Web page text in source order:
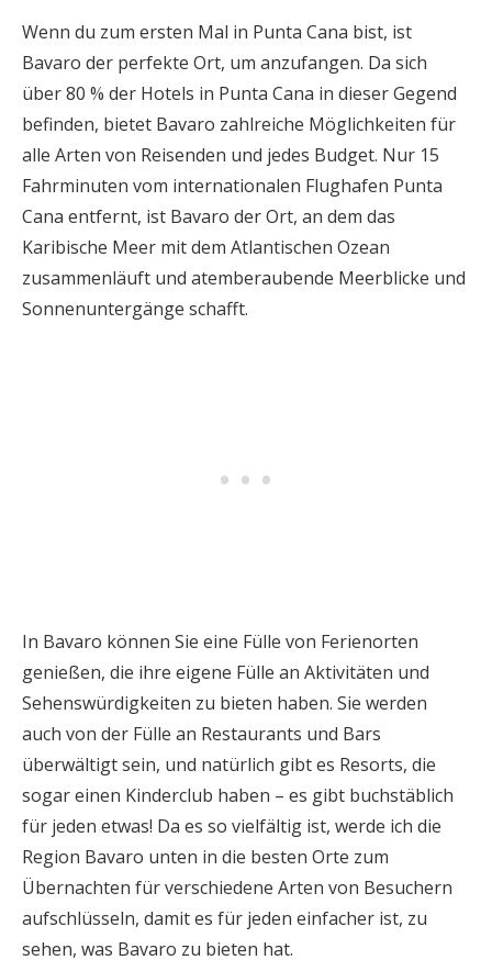
Wenn du zum ersten Mal in Punta Cana bist, ist
Bavaro der perfekte Ort, um anzufangen. Da sich
über 80 % der Hotels in Punta Cana in dieser Gegend
befinden, bietet Bavaro zahlreiche Möglichkeiten für
alle Arten von Reisenden und jedes Budget. Nur 15
Fahrminuten vom internationalen Flughafen Punta
Cana entfernt, ist Bavaro der Ort, an dem das
Karibische Meer mit dem Atlantischen Ozean
zusammenläuft und atemberaubende Meerblicke und
Sonnenuntergänge schafft.
In Bavaro können Sie eine Fülle von Ferienorten
genießen, die ihre eigene Fülle an Aktivitäten und
Sehenswürdigkeiten zu bieten haben. Sie werden
auch von der Fülle an Restaurants und Bars
überwältigt sein, und natürlich gibt es Resorts, die
sogar einen Kinderclub haben – es gibt buchstäblich
für jeden etwas! Da es so vielfältig ist, werde ich die
Region Bavaro unten in die besten Orte zum
Übernachten für verschiedene Arten von Besuchern
aufschlüsseln, damit es für jeden einfacher ist, zu
sehen, was Bavaro zu bieten hat.